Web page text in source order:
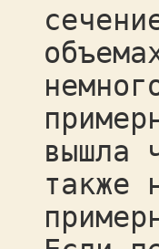
вышла
также